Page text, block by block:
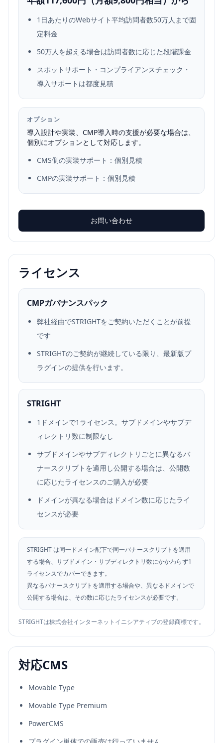
1日あたりのWebサイト平均訪問者数50万人まで固
定料金
50万人を超える場合は訪問者数に応じた段階課金
スポットサポート・コンプライアンスチェック・
導入サポートは都度見積
オプション
導入設計や実装、CMP導入時の支援が必要な場合は、
個別にオプションとして対応します。
CMS側の実装サポート：個別見積
CMPの実装サポート：個別見積
お問い合わせ
ライセンス
CMPガバナンスパック
弊社経由でSTRIGHTをご契約いただくことが前提
です
STRIGHTのご契約が継続している限り、最新版プ
ラグインの提供を行います。
STRIGHT
1ドメインで1ライセンス。サブドメインやサブデ
ィレクトリ数に制限なし
サブドメインやサブディレクトリごとに異なるバ
ナースクリプトを適用し公開する場合は、公開数
に応じたライセンスのご購入が必要
ドメインが異なる場合はドメイン数に応じたライ
センスが必要
STRIGHT は同一ドメイン配下で同一バナースクリプトを適用
する場合、サブドメイン・サブディレクトリ数にかかわらず1
ライセンスでカバーできます。
異なるバナースクリプトを適用する場合や、異なるドメインで
公開する場合は、その数に応じたライセンスが必要です。
STRIGHTは株式会社インターネットイニシアティブの登録商標です。
対応CMS
Movable Type
Movable Type Premium
PowerCMS